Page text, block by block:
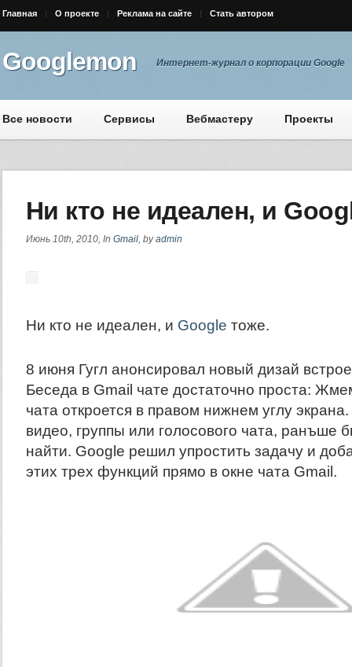
Главная О проекте Реклама на сайте Стать автором
Googlemon Интернет-журнал о корпорации Google
Все новости Сервисы Вебмастеру Проекты
Ни кто не идеален, и
Июнь 10th, 2010, In Gmail, byadmin
Ни кто не идеален, и Google тоже.
8 июня Гугл анонсировал новый дизай
Беседа в Gmail чате достаточно проста:
чата откроется в правом нижнем углу
видео, группы или голосового чата, ранъше
найти. Google решил упростить задачу и
этих трех функций прямо в окне чата Gmail.